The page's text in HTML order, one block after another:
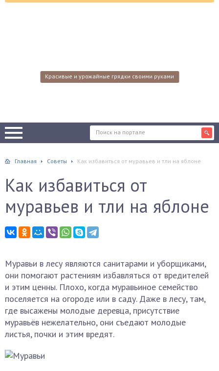
Красивые и урожайные грядки своими руками
Главная Советы Как избавиться от муравьев и тли на яблоне
Как избавиться от
муравьев и тли на яблоне
Муравьи в лесу являются санитарами и уборщиками,
они помогают растениям избавляться от вредителей
и этим ценны. Плохо, когда муравьиное семейство
поселяется на огороде или в саду. Даже в лесу, там,
где высажены молодые деревца, присутствие
муравьёв нежелательно, они съедают молодые
листья, почки и этим вредят.